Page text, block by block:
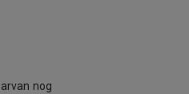
nog